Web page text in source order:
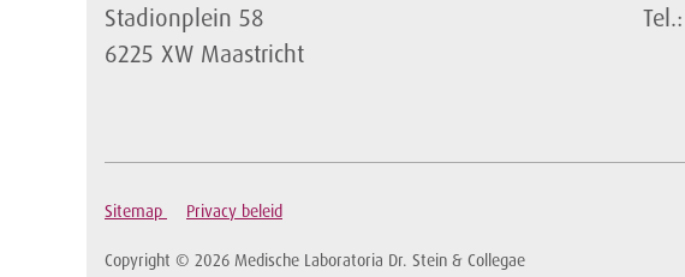
Stadionplein 58
6225 XW Maastricht
Sitemap Privacy beleid
Copyright © 2026 Medische Laboratoria Dr. Stein & Collegae